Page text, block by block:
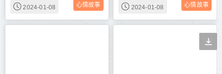
2024-01-08 心情故事 2024-01-08 心情故事